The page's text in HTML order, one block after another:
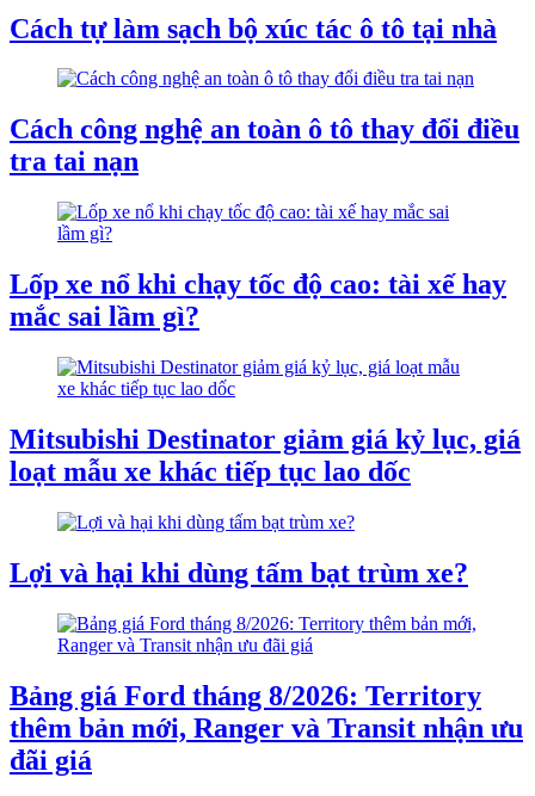
Cách tự làm sạch bộ xúc tác ô tô tại nhà
Cách công nghệ an toàn ô tô thay đổi điều
tra tai nạn
Lốp xe nổ khi chạy tốc độ cao: tài xế hay
mắc sai lầm gì?
Mitsubishi Destinator giảm giá kỷ lục, giá
loạt mẫu xe khác tiếp tục lao dốc
Lợi và hại khi dùng tấm bạt trùm xe?
Bảng giá Ford tháng 8/2026: Territory
thêm bản mới, Ranger và Transit nhận ưu
đãi giá